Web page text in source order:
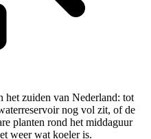
het zuiden van Nederland: tot
nog vol zit, of de
planten rond het middaguur
weer wat koeler is.